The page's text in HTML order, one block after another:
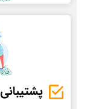
پشتیبانی 24 ساعته